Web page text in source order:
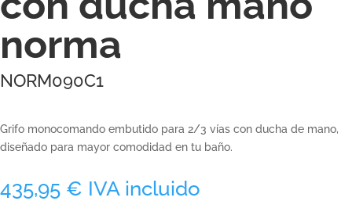
norma
NORM090C1
Grifo monocomando embutido para 2/3 vías con ducha de mano,
diseñado para mayor comodidad en tu baño.
435,95 € IVA incluido